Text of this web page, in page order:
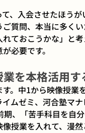
て、入会させたほう
質問、本当に多く
ておこうかな」と
必要です。
を本格活用
。中1から映像授業
イムゼミ、河合塾マ
期、「苦手科目を自
授業を入れて、漫